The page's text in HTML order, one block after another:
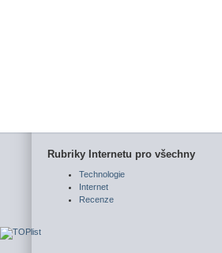
Rubriky Internetu pro všechny
Technologie
Internet
Recenze